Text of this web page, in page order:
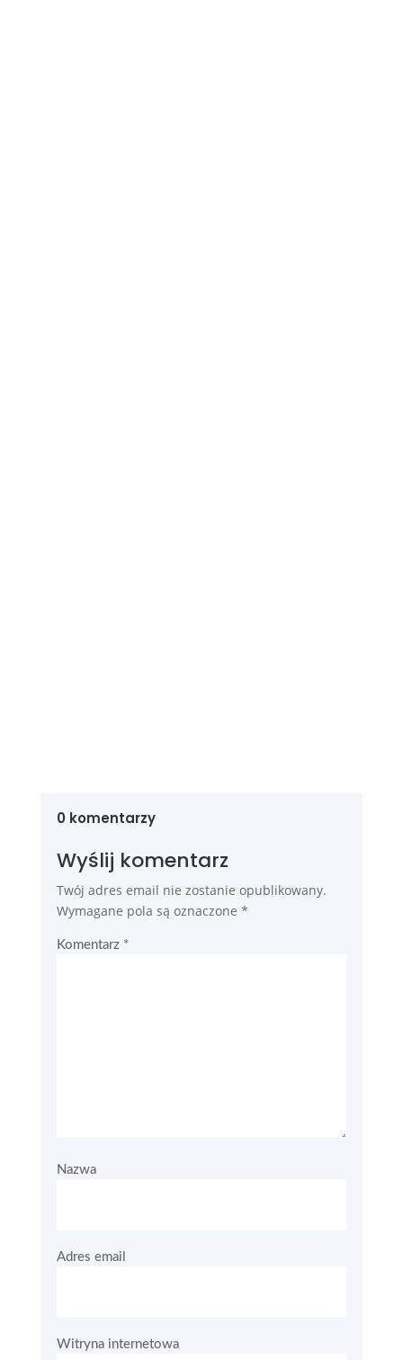
0 komentarzy
Wyślij komentarz
Twój adres email nie zostanie opublikowany.
Wymagane pola są oznaczone *
Komentarz *
Nazwa
Adres email
Witryna internetowa